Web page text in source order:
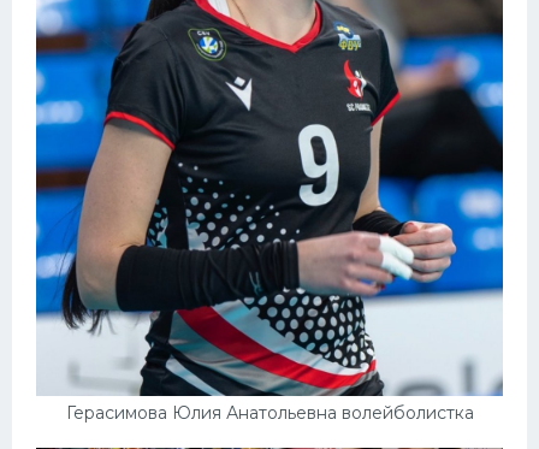
Герасимова Юлия Анатольевна волейболистка